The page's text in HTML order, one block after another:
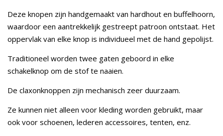
Deze knopen zijn handgemaakt van hardhout en buffelhoorn,
waardoor een aantrekkelijk gestreept patroon ontstaat. Het
oppervlak van elke knop is individueel met de hand gepolijst.
Traditioneel worden twee gaten geboord in elke
schakelknop om de stof te naaien.
De claxonknoppen zijn mechanisch zeer duurzaam.
Ze kunnen niet alleen voor kleding worden gebruikt, maar
ook voor schoenen, lederen accessoires, tenten, enz.